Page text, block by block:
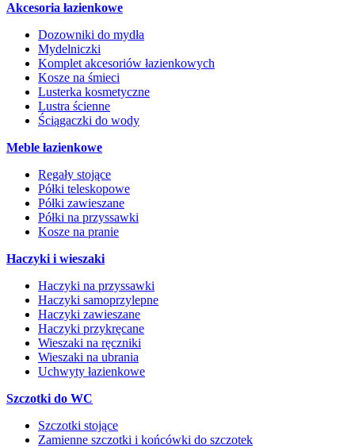
Akcesoria łazienkowe
Dozowniki do mydła
Mydelniczki
Komplet akcesoriów łazienkowych
Kosze na śmieci
Lusterka kosmetyczne
Lustra ścienne
Ściągaczki do wody
Meble łazienkowe
Regały stojące
Półki teleskopowe
Półki zawieszane
Półki na przyssawki
Kosze na pranie
Haczyki i wieszaki
Haczyki na przyssawki
Haczyki samoprzylepne
Haczyki zawieszane
Haczyki przykręcane
Wieszaki na ręczniki
Wieszaki na ubrania
Uchwyty łazienkowe
Szczotki do WC
Szczotki stojące
Zamienne szczotki i końcówki do szczotek